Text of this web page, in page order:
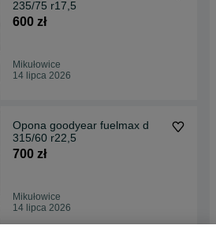
235/75 r17,5
600 zł
Mikułowice
14 lipca 2026
Opona goodyear fuelmax d
315/60 r22,5
700 zł
Mikułowice
14 lipca 2026